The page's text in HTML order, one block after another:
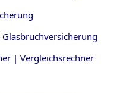
| Vergleichsrechner